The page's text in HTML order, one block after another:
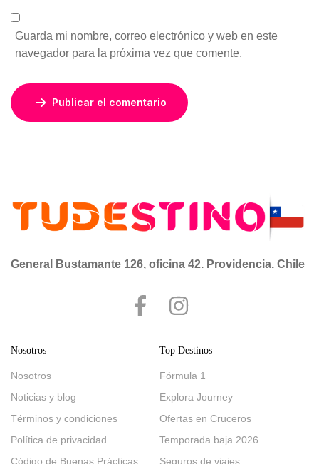
Guarda mi nombre, correo electrónico y web en este
navegador para la próxima vez que comente.
Publicar el comentario
General Bustamante 126, oficina 42. Providencia. Chile
Nosotros
Nosotros
Noticias y blog
Términos y condiciones
Política de privacidad
Código de Buenas Prácticas
Top Destinos
Fórmula 1
Explora Journey
Ofertas en Cruceros
Temporada baja 2026
Seguros de viajes